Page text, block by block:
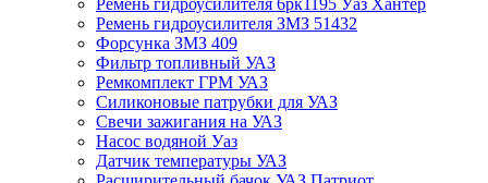
Ремень гидроусилителя 6рк1195 Уаз Хантер
Ремень гидроусилителя ЗМЗ 51432
Форсунка ЗМЗ 409
Фильтр топливный УАЗ
Ремкомплект ГРМ УАЗ
Силиконовые патрубки для УАЗ
Свечи зажигания на УАЗ
Насос водяной Уаз
Датчик температуры УАЗ